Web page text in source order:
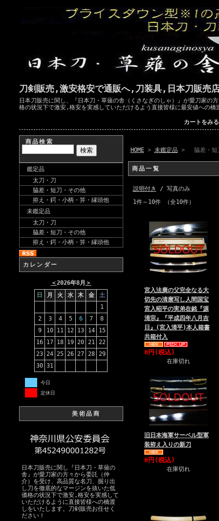
刀剣販売,激安格安で通販へ,刀装具,日本刀販売
日本刀販売に関し、『日本刀・草薙の舎（くさなぎのしゃ）』が愛刀家の
格の状況下で激安,格安を実感していただけるよう直接皆様に最安値への
カートをみる
商品検索
鑑定品
太刀・刀
脇差・短刀・その他
拵え・鍔・小柄・笄・縁頭他
未鑑定品
太刀・刀
脇差・短刀・その他
拵え・鍔・小柄・笄・縁頭他
カレンダー
＜2026年8月 ＞
日
月 火 水 木 金
土
1
2
3 4 5 6 7
8
9
10 11 12 13 14
15
16 17 18 19 20 21
22
23 24 25 26 27 28
29
30 31
今日
定休日
美術品商
日本刀販売に関し『日本刀・草薙の
舎』が愛刀家の方々から委託（仲
介）を受け、高品質な名刀、掘り出
し刀を徹底的なマージンを抜いた低
価格の状況下で激安,格安を実感して
いただけるように直接皆様への橋渡
しをいたします。刀剣販売お任せく
ださい！
HOME> 未鑑定品> 脇差・短
商品一覧
説明付き
/ 写真のみ
1件～10件 （全10件）
宮入法廣の父完全なる大
切先の清麿写し人間国宝
宮入昭平の実弟在銘『源
清宗』『平成四年八月吉
日』(宮入清平)本人箱書
共箱付入
0円(税込)
在庫切れ
旧日本海軍サーベル型軍
装拵え入りの新刀
0円(税込)
在庫切れ